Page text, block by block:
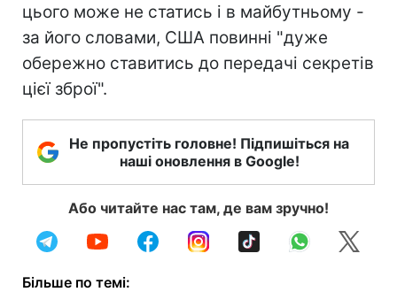
цього може не статись і в майбутньому -
за його словами, США повинні "дуже
обережно ставитись до передачі секретів
цієї зброї".
Не пропустіть головне! Підпишіться на
наші оновлення в Google!
Або читайте нас там, де вам зручно!
Більше по темі: